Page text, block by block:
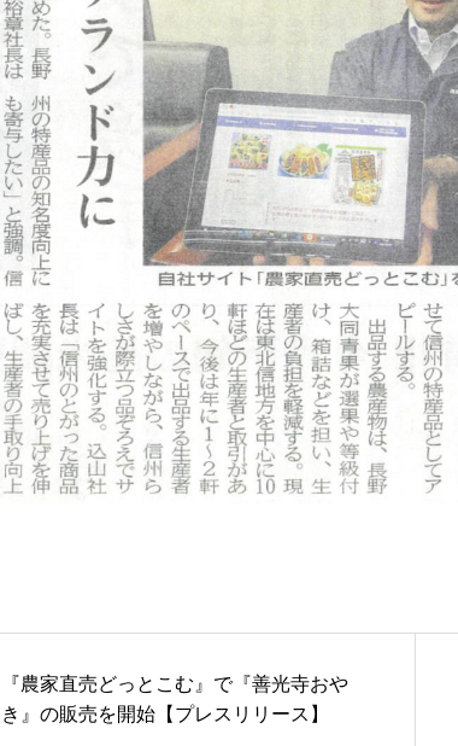
『農家直売どっとこむ』で『善光寺おや
き』の販売を開始【プレスリリース】